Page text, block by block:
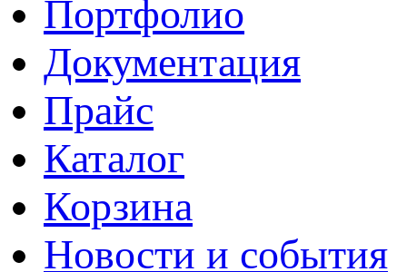
Портфолио
Документация
Прайс
Каталог
Корзина
Новости и события